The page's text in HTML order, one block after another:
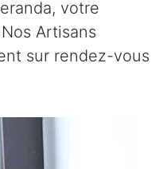
votre
Artisans
sur rendez-vous